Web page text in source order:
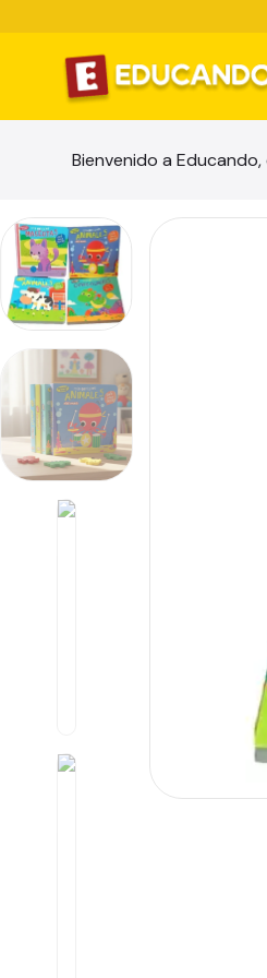
Bienvenido a